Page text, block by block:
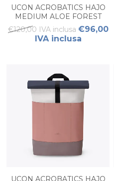
UCON ACROBATICS HAJO
MEDIUM ALOE FOREST
€120,00 IVA inclusa €96,00
IVA inclusa
UCON ACROBATICS HAJO